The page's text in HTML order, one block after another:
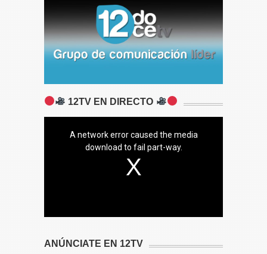
12TV EN DIRECTO
A network error caused the media
download to fail part-way.
ANÚNCIATE EN 12TV